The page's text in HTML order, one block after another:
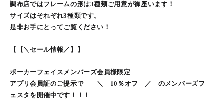
調布店ではフレームの形は3種類ご用意が御座います！
サイズはそれぞれ3種類です。
是非お手にとってご覧ください！
【【＼セール情報／】】
ポーカーフェイスメンバーズ会員様限定
アプリ会員証のご提示で ＼ 10％オフ ／ のメンバーズフ
ェスタを開催中です！！！